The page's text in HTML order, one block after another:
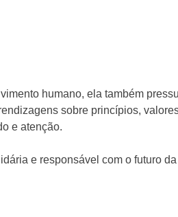
humano, ela também
sobre princípios,
e atenção.
e responsável com o futuro